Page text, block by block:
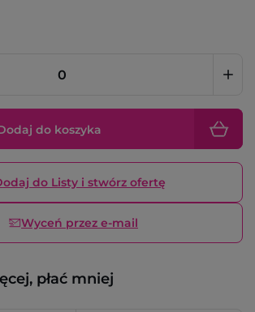
do koszyka
do Listy i stwórz ofertę
Wyceń przez e-mail
płać mniej